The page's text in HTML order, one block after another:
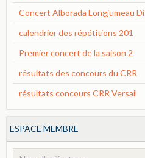
Concert Alborada Longjumeau Di
calendrier des répétitions 201
Premier concert de la saison 2
résultats des concours du CRR
résultats concours CRR Versail
ESPACE MEMBRE